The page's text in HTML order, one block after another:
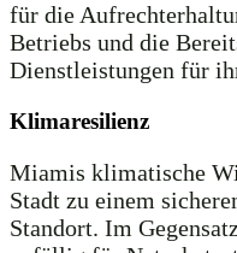
für die
Betriebs und die
Dienstleistungen für
Klimaresilienz
Miamis klimatische
Stadt zu einem
Standort. Im